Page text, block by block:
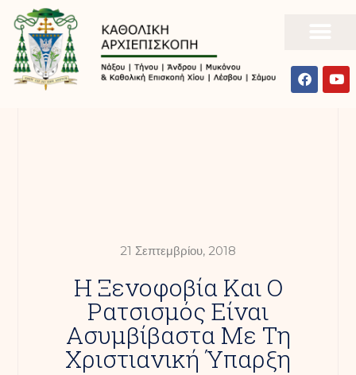
21 Σεπτεμβρίου, 2018
Η Ξενοφοβία Και Ο
Ρατσισμός Είναι
Ασυμβίβαστα Με Τη
Χριστιανική Ύπαρξη